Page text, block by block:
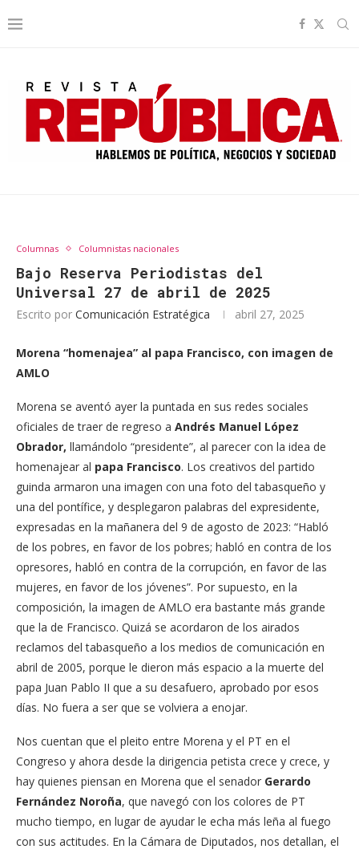
Columnas Columnistas nacionales
Bajo Reserva Periodistas del
Universal 27 de abril de 2025
Escrito por Comunicación Estratégica abril 27, 2025
Morena “homenajea” al papa Francisco, con imagen de
AMLO
Morena se aventó ayer la puntada en sus redes sociales
oficiales de traer de regreso a Andrés Manuel López
Obrador, llamándolo “presidente”, al parecer con la idea de
homenajear al papa Francisco. Los creativos del partido
guinda armaron una imagen con una foto del tabasqueño y
una del pontífice, y desplegaron palabras del expresidente,
expresadas en la mañanera del 9 de agosto de 2023: “Habló
de los pobres, en favor de los pobres; habló en contra de los
opresores, habló en contra de la corrupción, en favor de las
mujeres, en favor de los jóvenes”. Por supuesto, en la
composición, la imagen de AMLO era bastante más grande
que la de Francisco. Quizá se acordaron de los airados
reclamos del tabasqueño a los medios de comunicación en
abril de 2005, porque le dieron más espacio a la muerte del
papa Juan Pablo II que a su desafuero, aprobado por esos
días. No fuera a ser que se volviera a enojar.
Nos cuentan que el pleito entre Morena y el PT en el
Congreso y ahora desde la dirigencia petista crece y crece, y
hay quienes piensan en Morena que el senador Gerardo
Fernández Noroña, que navegó con los colores de PT
mucho tiempo, en lugar de ayudar le echa más leña al fuego
con sus actitudes. En la Cámara de Diputados, nos detallan, el